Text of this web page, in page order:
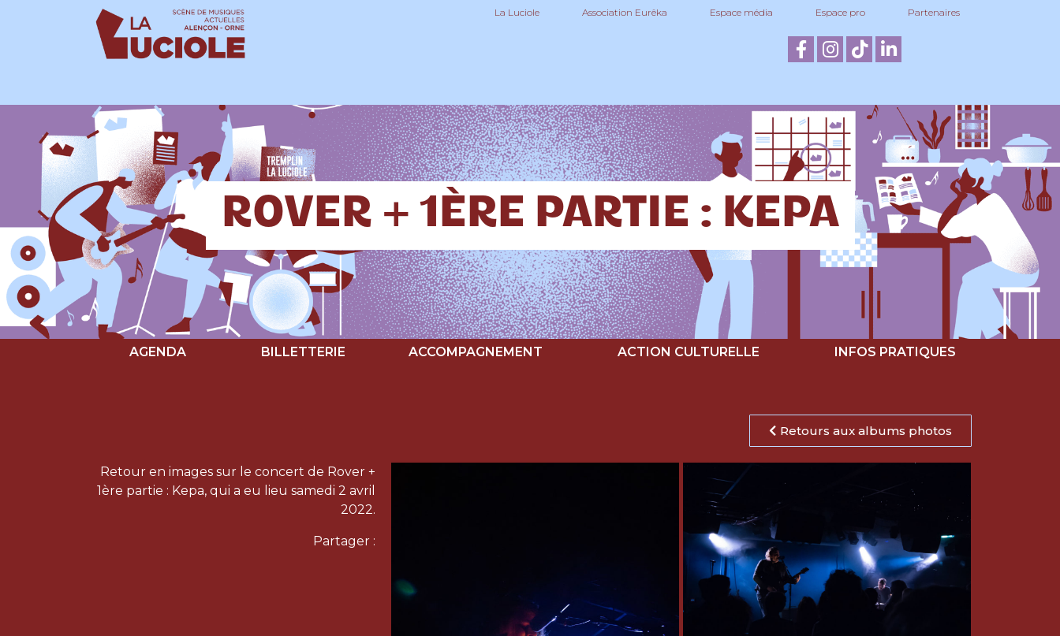
La Luciole Association Eurêka Espace média Espace pro Partenaires
ROVER + 1ÈRE PARTIE : KEPA
AGENDA BILLETTERIE ACCOMPAGNEMENT ACTION CULTURELLE INFOS PRATIQUES
Retours aux albums photos
Retour en images sur le concert de Rover +
1ère partie : Kepa, qui a eu lieu samedi 2 avril
2022.
Partager :
Panneau de gestion des cookies